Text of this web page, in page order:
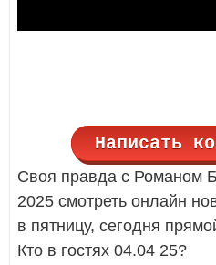
Написать
Своя правда с Романом
2025 смотреть онлайн
в пятницу, сегодня
Кто в гостях 04.04 25?